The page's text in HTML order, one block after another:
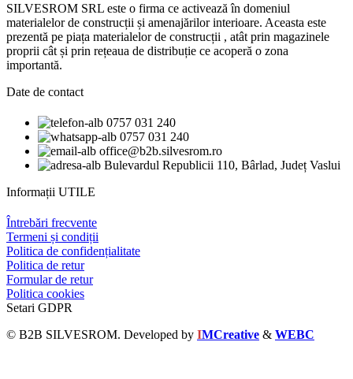
SILVESROM SRL este o firma ce activează în domeniul
materialelor de construcții și amenajărilor interioare. Aceasta este
prezentă pe piața materialelor de construcții , atât prin magazinele
proprii cât și prin rețeaua de distribuție ce acoperă o zona
importantă.
Date de contact
0757 031 240
0757 031 240
office@b2b.silvesrom.ro
Bulevardul Republicii 110, Bârlad, Județ Vaslui
Informații UTILE
Întrebări frecvente
Termeni și condiții
Politica de confidențialitate
Politica de retur
Formular de retur
Politica cookies
Setari GDPR
© B2B SILVESROM. Developed by IMCreative & WEBC